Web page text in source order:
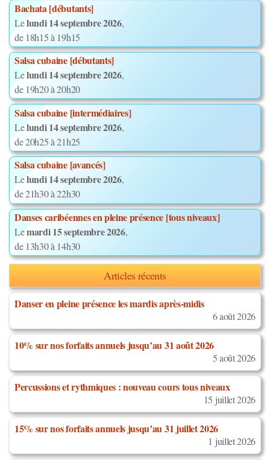
Bachata [débutants]
Lelundi 14 septembre 2026,
de 18h15 à 19h15
Salsa cubaine [débutants]
Lelundi 14 septembre 2026,
de 19h20 à 20h20
Salsa cubaine [intermédiaires]
Lelundi 14 septembre 2026,
de 20h25 à 21h25
Salsa cubaine [avancés]
Lelundi 14 septembre 2026,
de 21h30 à 22h30
Danses caribéennes en pleine présence [tous niveaux]
Lemardi 15 septembre 2026,
de 13h30 à 14h30
Articles récents
Danser en pleine présence les mardis après-midis
6 août 2026
10% sur nos forfaits annuels jusqu’au 31 août 2026
5 août 2026
Percussions et rythmiques : nouveau cours tous niveaux
15 juillet 2026
15% sur nos forfaits annuels jusqu’au 31 juillet 2026
1 juillet 2026